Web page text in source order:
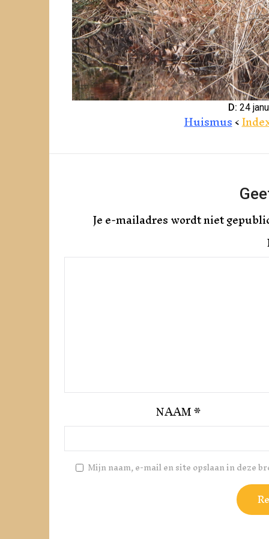
D: 24
Huismus<
Je e-mailadres wordt niet
NAAM*
Mijn naam, e-mail en site opslaan in deze